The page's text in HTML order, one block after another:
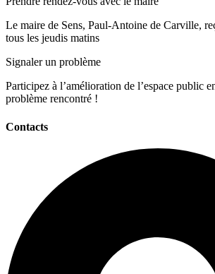
Le maire de Sens, Paul-Antoine de Carville,
tous les jeudis matins
Signaler un problème
Participez à l’amélioration de l’espace public
problème rencontré !
Contacts